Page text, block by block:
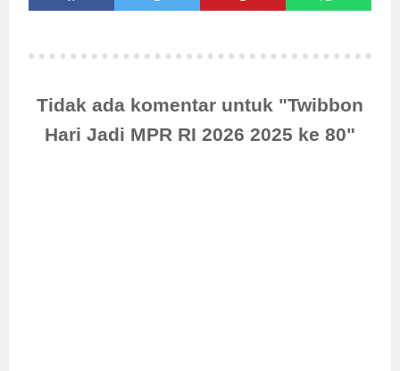
Tidak ada komentar untuk "Twibbon
Hari Jadi MPR RI 2026 2025 ke 80"